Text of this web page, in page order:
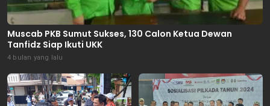
Muscab PKB Sumut Sukses, 130 Calon Ketua Dewan
Tanfidz Siap Ikuti UKK
4 bulan yang lalu